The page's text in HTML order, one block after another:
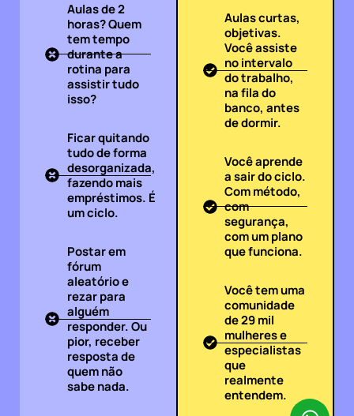
Aulas de 2
horas? Quem
tem tempo
durante a
rotina para
assistir tudo
isso?
Ficar quitando
tudo de forma
desorganizada,
fazendo mais
empréstimos. É
um ciclo.
Postar em
fórum
aleatório e
rezar para
alguém
responder. Ou
pior, receber
resposta de
quem não
sabe nada.
Aulas curtas,
objetivas.
Você assiste
no intervalo
do trabalho,
na fila do
banco, antes
de dormir.
Você aprende
a sair do ciclo.
Com método,
com
segurança,
com um plano
que funciona.
Você tem uma
comunidade
de 29 mil
mulheres e
especialistas
que
realmente
entendem.